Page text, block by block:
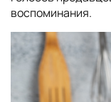
воспоминания.